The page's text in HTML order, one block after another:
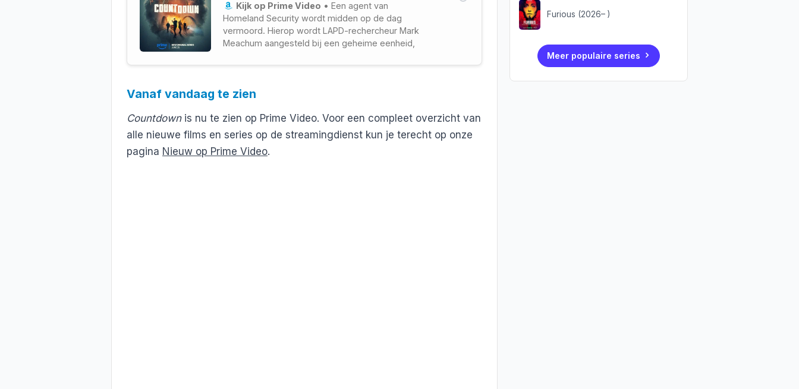
Kijk op Prime Video • Een agent van
Homeland Security wordt midden op de dag
vermoord. Hierop wordt LAPD-rechercheur Mark
Meachum aangesteld bij een geheime eenheid,
rechtshandhavingsdiensten, om de zaak te
Vanaf vandaag te zien
Countdownis nu te zien op Prime Video. Voor een compleet overzicht van
alle nieuwe films en series op de streamingdienst kun je terecht op onze
pagina Nieuw op Prime Video.
Furious (2026– )
Meer populaire series